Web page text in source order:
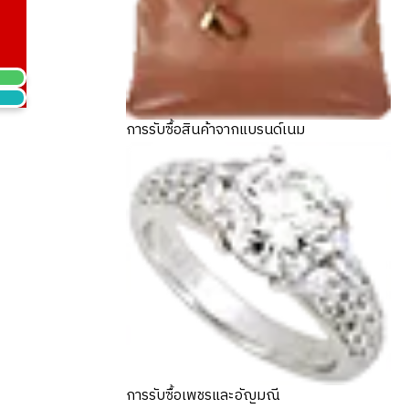
การรับซื้อสินค้าจากแบรนด์เนม
การรับซื้อเพชรและอัญมณี